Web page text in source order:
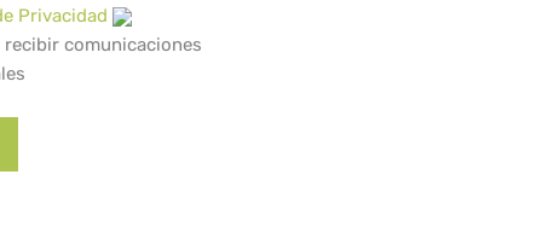
Privacidad
recibir comunicaciones